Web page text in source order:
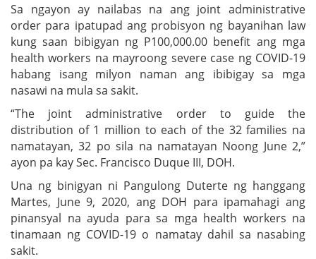
Sa ngayon ay nailabas na ang joint administrative
order para ipatupad ang probisyon ng bayanihan law
kung saan bibigyan ng P100,000.00 benefit ang mga
health workers na mayroong severe case ng COVID-19
habang isang milyon naman ang ibibigay sa mga
nasawi na mula sa sakit.
“The joint administrative order to guide the
distribution of 1 million to each of the 32 families na
namatayan, 32 po sila na namatayan Noong June 2,”
ayon pa kay Sec. Francisco Duque III, DOH.
Una ng binigyan ni Pangulong Duterte ng hanggang
Martes, June 9, 2020, ang DOH para ipamahagi ang
pinansyal na ayuda para sa mga health workers na
tinamaan ng COVID-19 o namatay dahil sa nasabing
sakit.